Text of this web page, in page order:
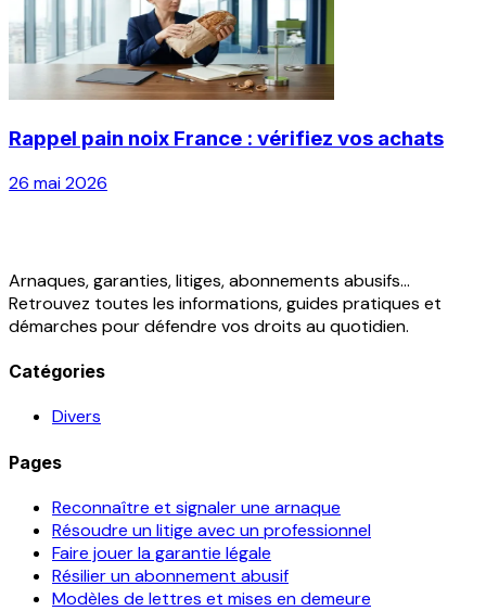
Rappel pain noix France : vérifiez vos achats
26 mai 2026
Arnaques, garanties, litiges, abonnements abusifs...
Retrouvez toutes les informations, guides pratiques et
démarches pour défendre vos droits au quotidien.
Catégories
Divers
Pages
Reconnaître et signaler une arnaque
Résoudre un litige avec un professionnel
Faire jouer la garantie légale
Résilier un abonnement abusif
Modèles de lettres et mises en demeure